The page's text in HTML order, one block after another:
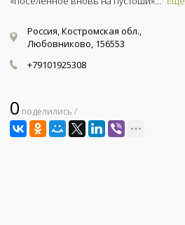
Россия, Костромская обл.,
Любовниково, 156553
+79101925308
0 поделились /